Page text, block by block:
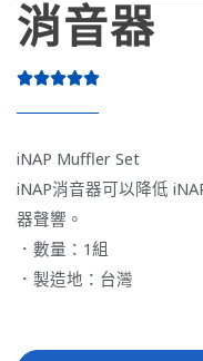
消音器

iNAP Muffler Set
iNAP消音器可以降低
器聲響。
．數量：1組
．製造地：台灣